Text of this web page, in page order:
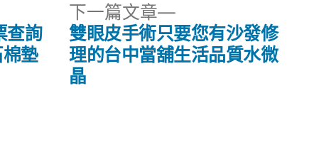
查詢
墊
下一篇文章
下
一
篇
雙眼皮手術只要您有沙發修
理的台中當舖生活品質水微
晶